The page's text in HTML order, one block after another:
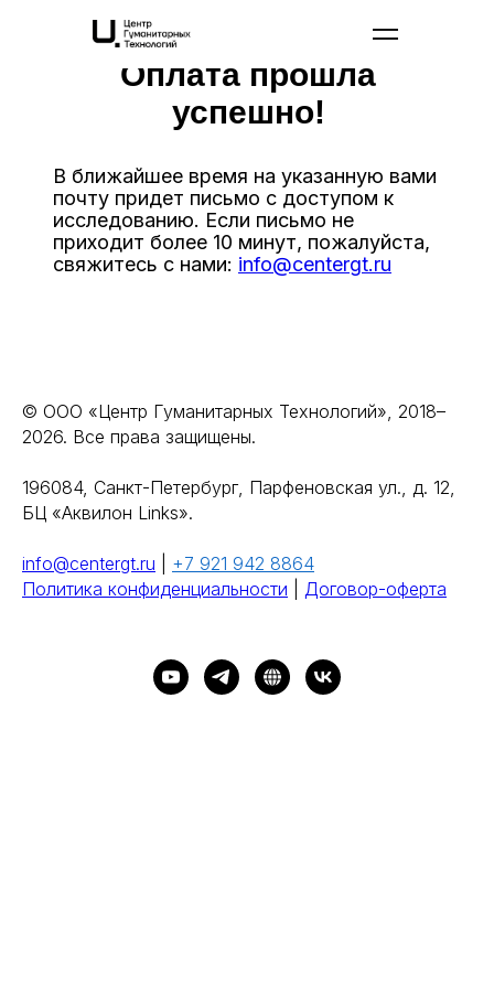
В ближайшее время на указанную вами
почту придет письмо с доступом к
исследованию. Если письмо не
приходит более 10 минут, пожалуйста,
свяжитесь с нами: info@centergt.ru
Оплата прошла
успешно!
© ООО «Центр Гуманитарных Технологий», 2018–
2026. Все права защищены.
196084, Санкт-Петербург, Парфеновская ул., д. 12,
БЦ «Аквилон Links».
info@centergt.ru
+7 921 942 8864
Политика конфиденциальности
Договор-оферта